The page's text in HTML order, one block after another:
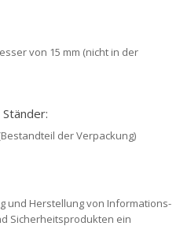
von 15 mm (nicht in der
der Verpackung)
und Herstellung von Informations-
Sicherheitsprodukten ein